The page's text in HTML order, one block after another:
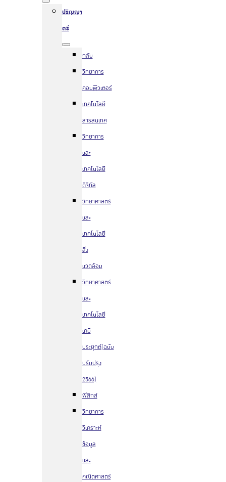
ปริญญา
ตรี
กลับ
วิทยาการ
คอมพิวเตอร์
เทคโนโลยี
สารสนเทศ
วิทยาการ
และ
เทคโนโลยี
ดิจิทัล
วิทยาศาสตร์
และ
เทคโนโลยี
สิ่ง
แวดล้อม
วิทยาศาสตร์
และ
เทคโนโลยี
เคมี
ประยุกต์(ฉบับ
ปรับปรุง
2566)
ฟิสิกส์
วิทยาการ
วิเคราะห์
ข้อมูล
และ
คณิตศาสตร์